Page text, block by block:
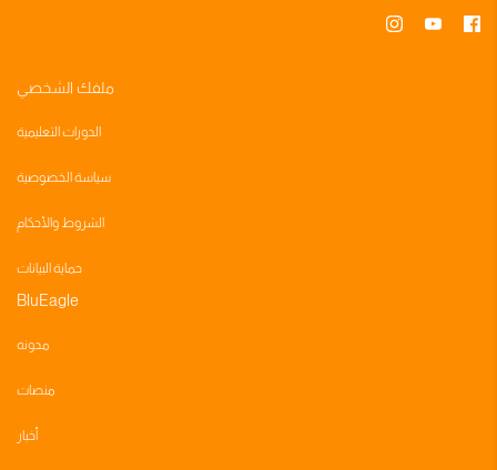
ملفك الشخصي
الدورات التعليمية
سياسة الخصوصية
الشروط والأحكام
حماية البيانات
BluEagle
مدونه
منصات
أخبار